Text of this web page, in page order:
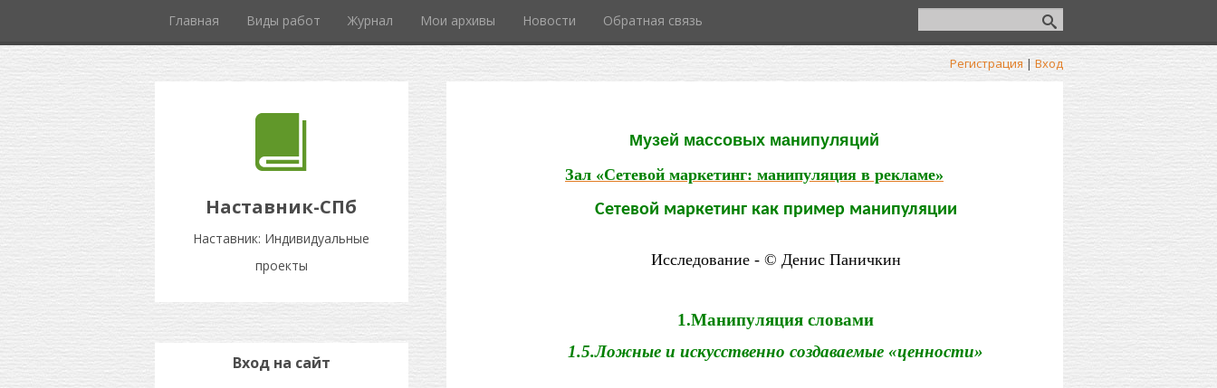
Главная Виды работ Журнал Мои архивы Новости Обратная связь
Регистрация | Вход
Наставник-СПб
Наставник: Индивидуальные
проекты
Музей массовых манипуляций
Зал «Сетевой маркетинг: манипуляция в рекламе»
Сетевой маркетинг как пример манипуляции
Исследование - © Денис Паничкин
1.Манипуляция словами
1.5.Ложные и искусственно создаваемые «ценности»
Вход на сайт